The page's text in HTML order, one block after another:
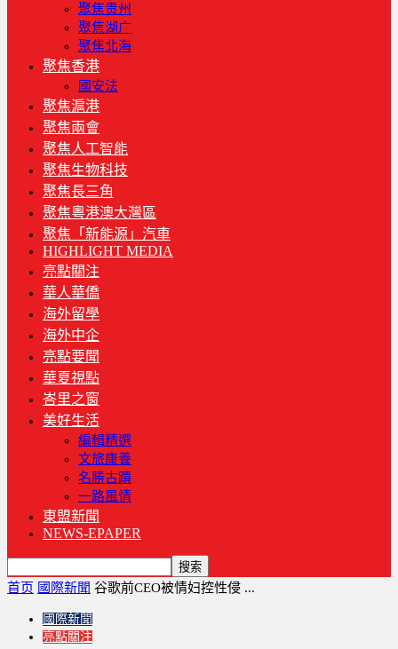
聚焦贵州
聚焦湖广
聚焦北海
聚焦香港
國安法
聚焦滬港
聚焦兩會
聚焦人工智能
聚焦生物科技
聚焦長三角
聚焦粵港澳大灣區
聚焦「新能源」汽車
HIGHLIGHT MEDIA
亮點關注
華人華僑
海外留學
海外中企
亮點要聞
華夏視點
峇里之窗
美好生活
編輯精選
文旅康養
名勝古蹟
一路風情
東盟新聞
NEWS-EPAPER
首页 國際新聞 谷歌前CEO被情妇控性侵 ...
國際新聞
亮點關注